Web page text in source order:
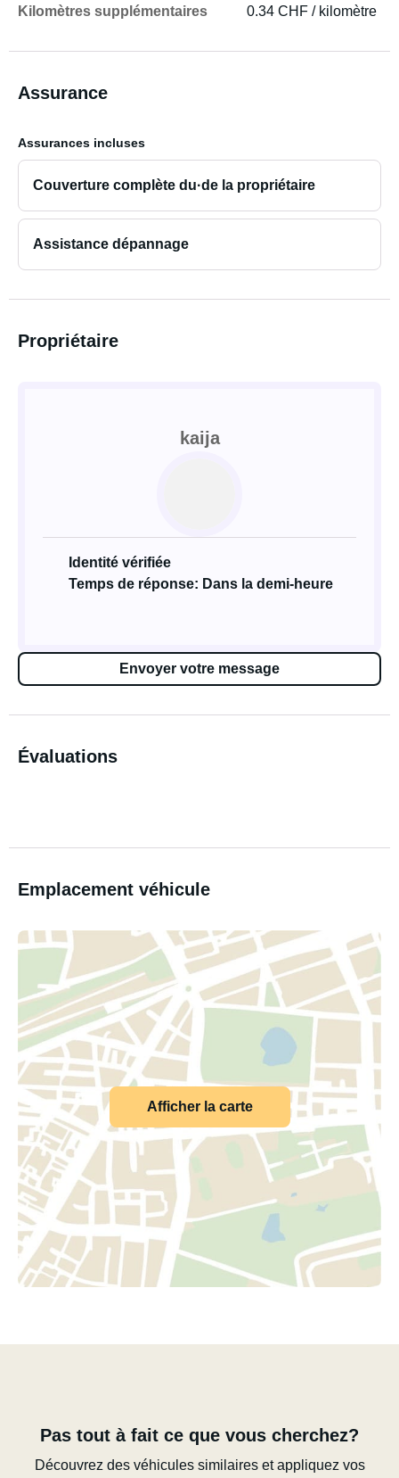
Kilomètres supplémentaires 0.34 CHF / kilomètre
Assurance
Assurances incluses
Couverture complète du·de la propriétaire
Assistance dépannage
Propriétaire
kaija
Identité vérifiée
Temps de réponse: Dans la demi-heure
Envoyer votre message
Évaluations
Emplacement véhicule
Afficher la carte
Pas tout à fait ce que vous cherchez?
Découvrez des véhicules similaires et appliquez vos